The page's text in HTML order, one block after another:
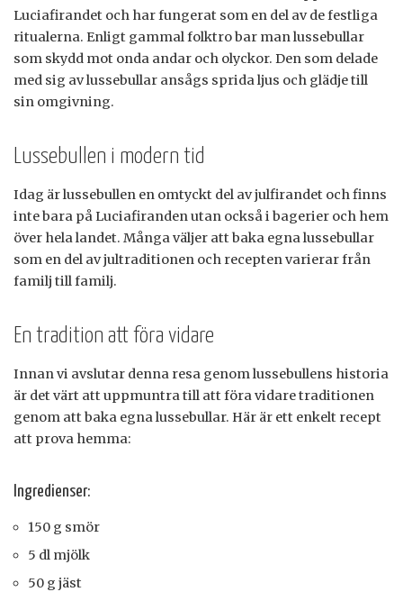
Luciafirandet och har fungerat som en del av de festliga
ritualerna. Enligt gammal folktro bar man lussebullar
som skydd mot onda andar och olyckor. Den som delade
med sig av lussebullar ansågs sprida ljus och glädje till
sin omgivning.
Lussebullen i modern tid
Idag är lussebullen en omtyckt del av julfirandet och finns
inte bara på Luciafiranden utan också i bagerier och hem
över hela landet. Många väljer att baka egna lussebullar
som en del av jultraditionen och recepten varierar från
familj till familj.
En tradition att föra vidare
Innan vi avslutar denna resa genom lussebullens historia
är det värt att uppmuntra till att föra vidare traditionen
genom att baka egna lussebullar. Här är ett enkelt recept
att prova hemma:
Ingredienser:
150 g smör
5 dl mjölk
50 g jäst